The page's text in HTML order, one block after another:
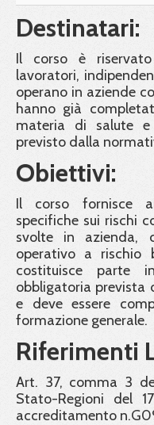
Destinatari:
Il corso è
lavoratori,
operano in aziende
hanno già
materia di salute e
previsto dalla
Obiettivi:
Il corso fornisce
specifiche sui rischi
svolte in azienda,
operativo a rischio
costituisce parte
obbligatoria prevista
e deve essere
formazione generale.
Riferimenti
Art. 37, comma 3
Stato-Regioni del
accreditamento